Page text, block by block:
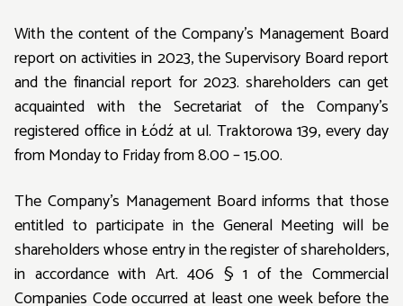
With the content of the Company's Management Board
report on activities in 2023, the Supervisory Board report
and the financial report for 2023. shareholders can get
acquainted with the Secretariat of the Company's
registered office in Łódź at ul. Traktorowa 139, every day
from Monday to Friday from 8.00 – 15.00.
The Company's Management Board informs that those
entitled to participate in the General Meeting will be
shareholders whose entry in the register of shareholders,
in accordance with Art. 406 § 1 of the Commercial
Companies Code occurred at least one week before the